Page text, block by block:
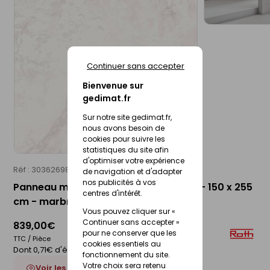
Bienvenue sur
gedimat.fr
Sur notre site gedimat.fr,
nous avons besoin de
cookies pour suivre les
statistiques du site afin
d'optimiser votre expérience
de navigation et d'adapter
nos publicités à vos
centres d'intérêt.
Vous pouvez cliquer sur «
Continuer sans accepter »
pour ne conserver que les
cookies essentiels au
fonctionnement du site.
Votre choix sera retenu
Continuer sans accepter
Réf : 30362698 ROTH
Panneau mural VIPANEL décor brillant - 150 x 255
cm - marbre blanc rosé
839,00€
TTC / Pièce
Dont 0,71€ d'éco-participation
Voir les 7 déclinaisons